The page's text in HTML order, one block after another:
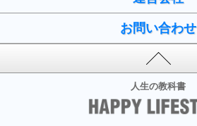
お問い合わせ
人生の教科書